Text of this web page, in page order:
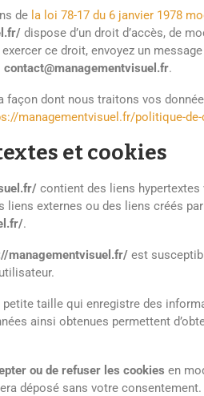
de la loi 78-17 du 6 janvier 1978
dispose d’un droit d’accès, de
ce droit, envoyez un
contact@managementvisuel.fr.
façon dont nous traitons vos
managementvisuel.fr/politique-
et cookies
contient des liens hypertextes
externes ou des liens créés par
.
managementvisuel.fr/ est
taille qui enregistre des
ainsi obtenues permettent
ou de refuser les cookies en
déposé sans votre consentement.